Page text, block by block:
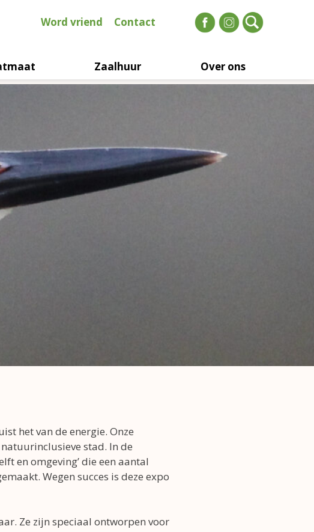
Word vriend Contact
Zaalhuur Over ons
het van de energie. Onze
stad. In de
en omgeving’ die een aantal
Wegen succes is deze expo
Ze zijn speciaal ontworpen voor